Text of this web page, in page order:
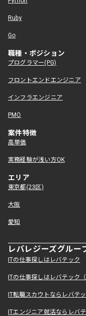
Ruby
Go
職種・ポジション
プログラマー(PG)
フロントエンドエンジニア
インフラエンジニア
PMO
案件特徴
高単価
実務経験が浅い方OK
エリア
東京都(23区)
大阪
愛知
レバレジーズグルー
ITの仕事探しはレバテック
ITの仕事探しはレバテック
IT転職スカウトならレバテ
ITエンジニア就活ならレバ